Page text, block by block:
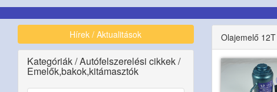
Hírek / Aktualitások
Kategóriák/Autófelszerelési cikkek/
Emelők,bakok,kitámasztók
Olajemelő 12T